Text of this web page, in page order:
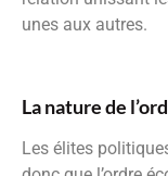
unes aux autres.
La nature de
Les élites